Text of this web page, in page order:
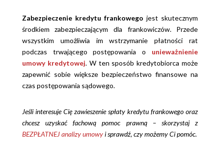
Zabezpieczenie kredytu frankowegojest skutecznym
środkiem zabezpieczającym dla frankowiczów. Przede
wszystkim umożliwia im wstrzymanie płatności rat
podczas trwającego postępowania o unieważnienie
umowy kredytowej. W ten sposób kredytobiorca może
zapewnić sobie większe bezpieczeństwo finansowe na
czas postępowania sądowego.
Jeśli interesuje Cię zawieszenie spłaty kredytu frankowego oraz
chcesz uzyskać fachową pomoc prawną – skorzystaj z
BEZPŁATNEJ analizy umowyi sprawdź, czy możemy Ci pomóc.